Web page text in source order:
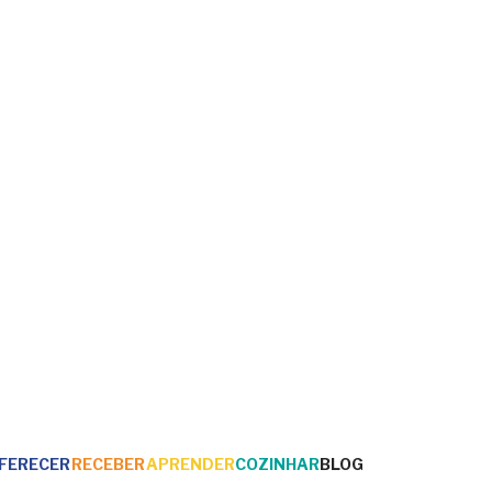
RECEBERAPRENDERCOZINHARBLOG